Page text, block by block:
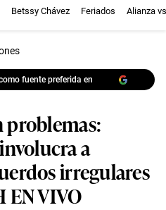
Betssy Chávez Feriados Alianza
fuente preferida en
a
irregulares
EN VIVO